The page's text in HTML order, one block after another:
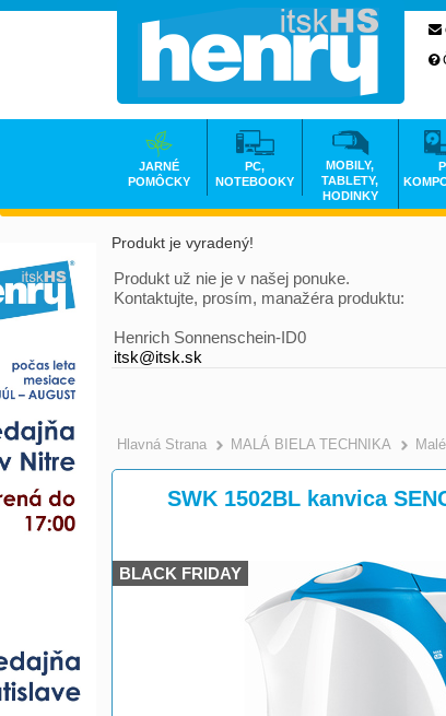
Produkt je vyradený!
Produkt už nie je v našej ponuke.
Kontaktujte, prosím, manažéra produktu:
Henrich Sonnenschein-ID0
itsk@itsk.sk
Hlavná Strana >
MALÁ BIELA TECHNIKA
SWK 1502BL kanvica
BLACK FRIDAY
JARNÉ
POMÔCKY
PC,
NOTEBOOKY
MOBILY,
TABLETY,
HODINKY